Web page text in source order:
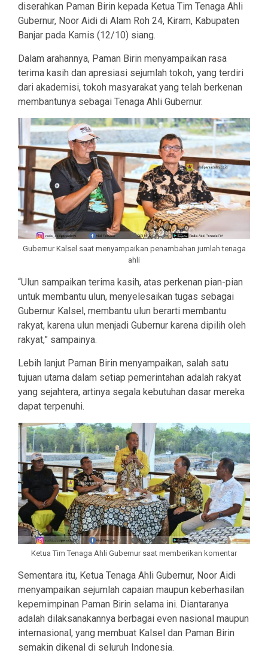
diserahkan Paman Birin kepada Ketua Tim Tenaga Ahli
Gubernur, Noor Aidi di Alam Roh 24, Kiram, Kabupaten
Banjar pada Kamis (12/10) siang.
Dalam arahannya, Paman Birin menyampaikan rasa
terima kasih dan apresiasi sejumlah tokoh, yang terdiri
dari akademisi, tokoh masyarakat yang telah berkenan
membantunya sebagai Tenaga Ahli Gubernur.
Gubernur Kalsel saat menyampaikan penambahan jumlah tenaga
ahli
“Ulun sampaikan terima kasih, atas perkenan pian-pian
untuk membantu ulun, menyelesaikan tugas sebagai
Gubernur Kalsel, membantu ulun berarti membantu
rakyat, karena ulun menjadi Gubernur karena dipilih oleh
rakyat,” sampainya.
Lebih lanjut Paman Birin menyampaikan, salah satu
tujuan utama dalam setiap pemerintahan adalah rakyat
yang sejahtera, artinya segala kebutuhan dasar mereka
dapat terpenuhi.
Ketua Tim Tenaga Ahli Gubernur saat memberikan komentar
Sementara itu, Ketua Tenaga Ahli Gubernur, Noor Aidi
menyampaikan sejumlah capaian maupun keberhasilan
kepemimpinan Paman Birin selama ini. Diantaranya
adalah dilaksanakannya berbagai even nasional maupun
internasional, yang membuat Kalsel dan Paman Birin
semakin dikenal di seluruh Indonesia.